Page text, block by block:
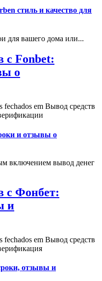
стиль и качество для
для вашего дома или...
с Fonbet:
о
fechados em Вывод средств
и отзывы о
включением вывод денег
с Фонбет:
и
fechados em Вывод средств
отзывы и